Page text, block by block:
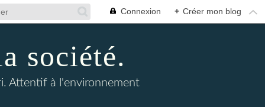
Connexion + Créer mon blog
société.
Attentif à l'environnement